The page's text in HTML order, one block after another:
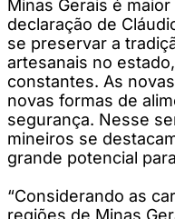
Minas Gerais é
declaração de
se preservar a
artesanais no
constantes. As
novas formas de
segurança. Nesse
mineiros se
grande potencial
“Considerando as
regiões de Minas